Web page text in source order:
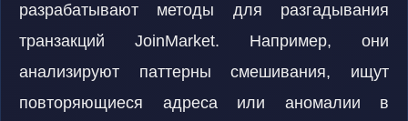
разрабатывают методы для разгадывания
транзакций JoinMarket. Например, они
анализируют паттерны смешивания, ищут
повторяющиеся адреса или аномалии в